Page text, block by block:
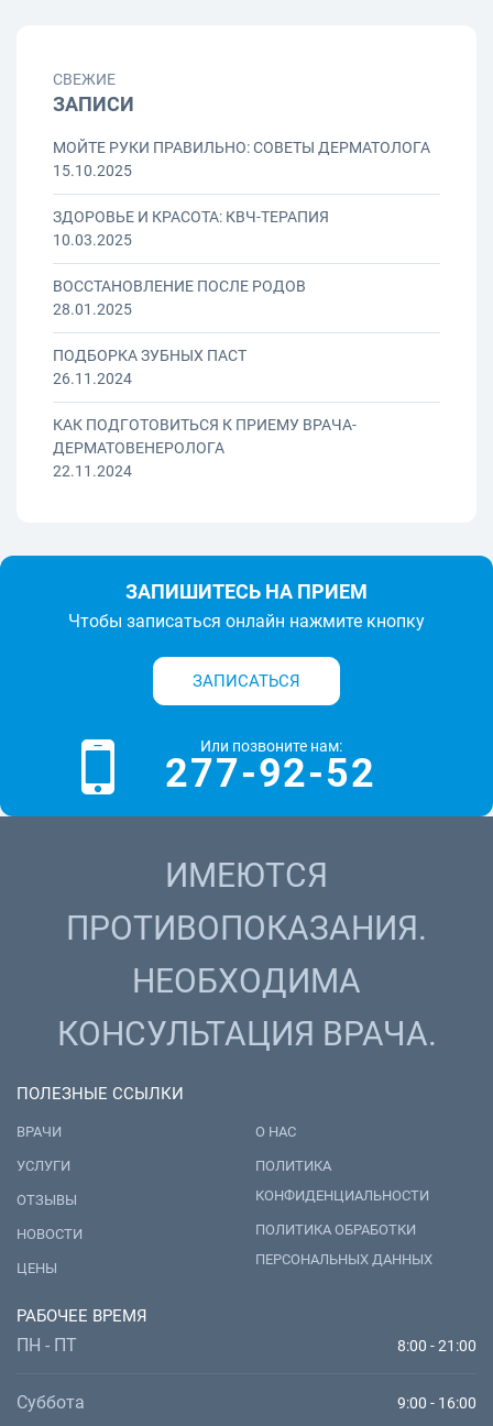
СВЕЖИЕ
ЗАПИСИ
МОЙТЕ РУКИ ПРАВИЛЬНО: СОВЕТЫ ДЕРМАТОЛОГА
15.10.2025
ЗДОРОВЬЕ И КРАСОТА: КВЧ-ТЕРАПИЯ
10.03.2025
ВОССТАНОВЛЕНИЕ ПОСЛЕ РОДОВ
28.01.2025
ПОДБОРКА ЗУБНЫХ ПАСТ
26.11.2024
КАК ПОДГОТОВИТЬСЯ К ПРИЕМУ ВРАЧА-
ДЕРМАТОВЕНЕРОЛОГА
22.11.2024
ЗАПИШИТЕСЬ НА ПРИЕМ
Чтобы записаться онлайн нажмите кнопку
ЗАПИСАТЬСЯ
Или позвоните нам:
277-92-52
ИМЕЮТСЯ
ПРОТИВОПОКАЗАНИЯ.
НЕОБХОДИМА
КОНСУЛЬТАЦИЯ ВРАЧА.
ПОЛЕЗНЫЕ ССЫЛКИ
ВРАЧИ
УСЛУГИ
ОТЗЫВЫ
НОВОСТИ
ЦЕНЫ
О НАС
ПОЛИТИКА
КОНФИДЕНЦИАЛЬНОСТИ
ПОЛИТИКА ОБРАБОТКИ
ПЕРСОНАЛЬНЫХ ДАННЫХ
РАБОЧЕЕ ВРЕМЯ
ПН - ПТ 8:00 - 21:00
Суббота 9:00 - 16:00